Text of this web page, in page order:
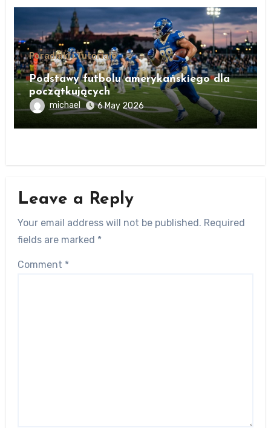
Poradniki i Tutoriale
Podstawy futbolu amerykańskiego dla
początkujących
michael 6 May 2026
Leave a Reply
Your email address will not be published. Required
fields are marked *
Comment *